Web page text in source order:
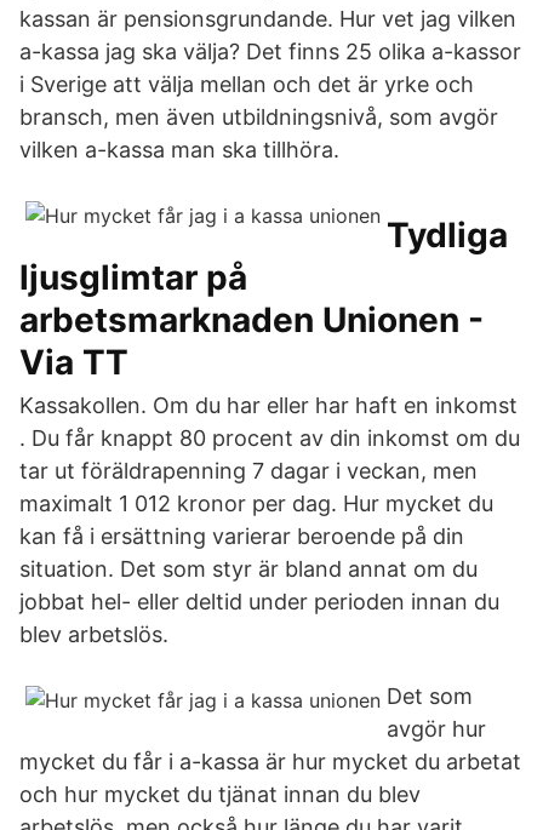
kassan är pensionsgrundande. Hur vet jag vilken
a-kassa jag ska välja? Det finns 25 olika a-kassor
i Sverige att välja mellan och det är yrke och
bransch, men även utbildningsnivå, som avgör
vilken a-kassa man ska tillhöra.
Tydliga
ljusglimtar på
arbetsmarknaden Unionen -
Via TT
Kassakollen. Om du har eller har haft en inkomst
. Du får knappt 80 procent av din inkomst om du
tar ut föräldrapenning 7 dagar i veckan, men
maximalt 1 012 kronor per dag. Hur mycket du
kan få i ersättning varierar beroende på din
situation. Det som styr är bland annat om du
jobbat hel- eller deltid under perioden innan du
blev arbetslös.
Det som
avgör hur
mycket du får i a-kassa är hur mycket du arbetat
och hur mycket du tjänat innan du blev